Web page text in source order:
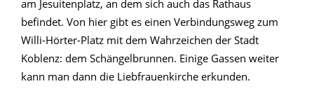
am Jesuitenplatz, an dem sich auch das Rathaus
befindet. Von hier gibt es einen Verbindungsweg zum
Willi-Hörter-Platz mit dem Wahrzeichen der Stadt
Koblenz: dem Schängelbrunnen. Einige Gassen weiter
kann man dann die Liebfrauenkirche erkunden.